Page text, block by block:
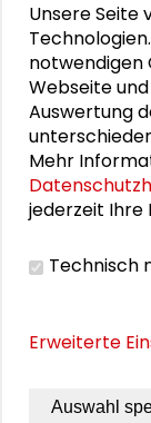
Bettina Bohle
Alexander
Johannes
Stella Lorenz
Maximilian
Arndt
Unsere Seite
notwendigen
Webseite
Auswertung
Mehr
jederzeit Ihre
Technisch
Erweiterte
Auswahl